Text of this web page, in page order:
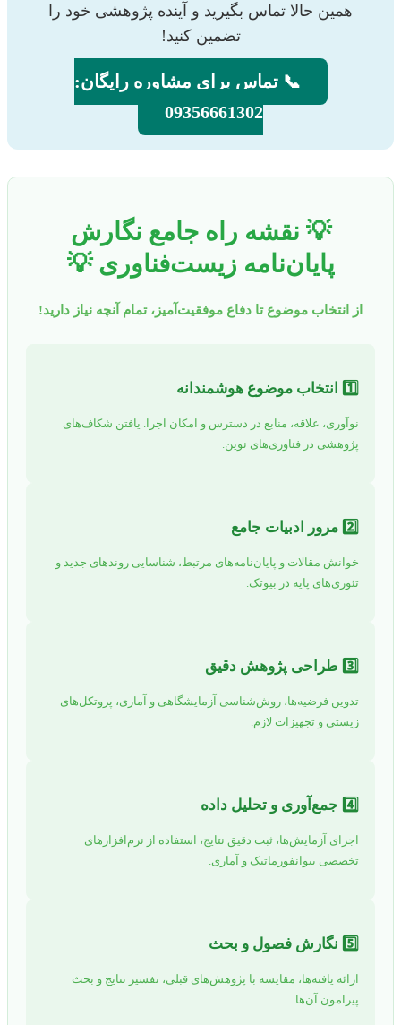
همین حالا تماس بگیرید و آینده پژوهشی خود را
تضمین کنید!
📞 تماس برای مشاوره رایگان:
09356661302
💡 نقشه راه جامع نگارش
پایان‌نامه زیست‌فناوری 💡
از انتخاب موضوع تا دفاع موفقیت‌آمیز، تمام آنچه نیاز دارید!
نوآوری، علاقه، منابع در دسترس و امکان اجرا. یافتن شکاف‌های
پژوهشی در فناوری‌های نوین.
خوانش مقالات و پایان‌نامه‌های مرتبط، شناسایی روندهای جدید و
تئوری‌های پایه در بیوتک.
تدوین فرضیه‌ها، روش‌شناسی آزمایشگاهی و آماری، پروتکل‌های
زیستی و تجهیزات لازم.
اجرای آزمایش‌ها، ثبت دقیق نتایج، استفاده از نرم‌افزارهای
تخصصی بیوانفورماتیک و آماری.
ارائه یافته‌ها، مقایسه با پژوهش‌های قبلی، تفسیر نتایج و بحث
پیرامون آن‌ها.